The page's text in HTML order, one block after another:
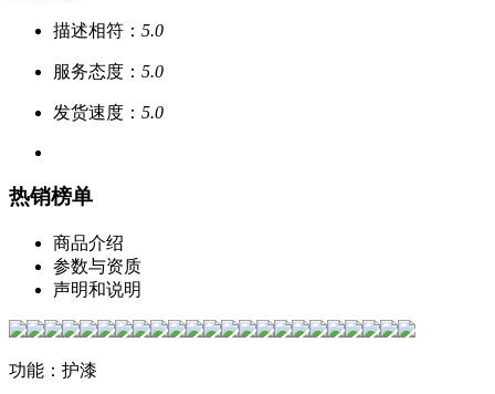
描述相符： 5.0
服务态度： 5.0
发货速度： 5.0
热销榜单
商品介绍
参数与资质
声明和说明
功能：护漆